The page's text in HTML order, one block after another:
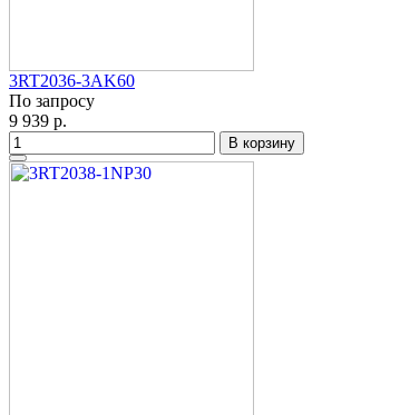
3RT2036-3AK60
По запросу
9 939 р.
В корзину